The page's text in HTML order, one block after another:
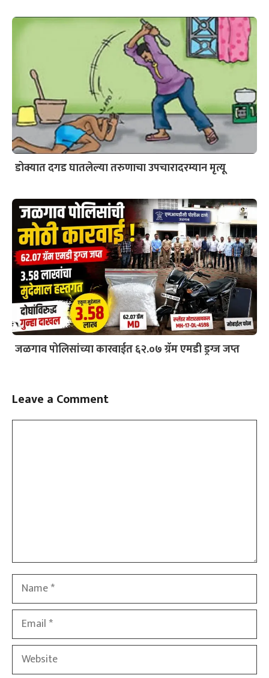
डोक्यात दगड घातलेल्या तरुणाचा उपचारादरम्यान मृत्यू
जळगाव पोलिसांच्या कारवाईत ६२.०७ ग्रॅम एमडी ड्रग्ज जप्त
Leave a Comment
Name
Email
Website